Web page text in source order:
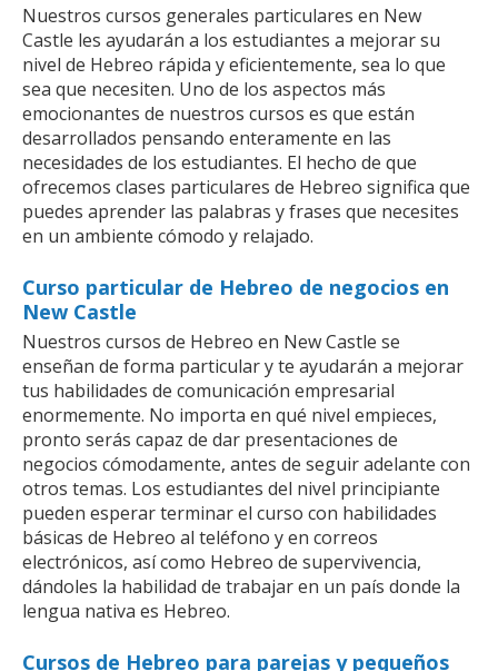
Nuestros cursos generales particulares en New
Castle les ayudarán a los estudiantes a mejorar su
nivel de Hebreo rápida y eficientemente, sea lo que
sea que necesiten. Uno de los aspectos más
emocionantes de nuestros cursos es que están
desarrollados pensando enteramente en las
necesidades de los estudiantes. El hecho de que
ofrecemos clases particulares de Hebreo significa que
puedes aprender las palabras y frases que necesites
en un ambiente cómodo y relajado.
Curso particular de Hebreo de negocios en
New Castle
Nuestros cursos de Hebreo en New Castle se
enseñan de forma particular y te ayudarán a mejorar
tus habilidades de comunicación empresarial
enormemente. No importa en qué nivel empieces,
pronto serás capaz de dar presentaciones de
negocios cómodamente, antes de seguir adelante con
otros temas. Los estudiantes del nivel principiante
pueden esperar terminar el curso con habilidades
básicas de Hebreo al teléfono y en correos
electrónicos, así como Hebreo de supervivencia,
dándoles la habilidad de trabajar en un país donde la
lengua nativa es Hebreo.
Cursos de Hebreo para parejas y pequeños